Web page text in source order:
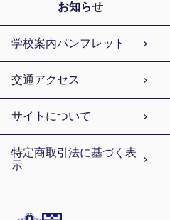
お知らせ
学校案内パンフレット
交通アクセス
サイトについて
特定商取引法に基づく表
示